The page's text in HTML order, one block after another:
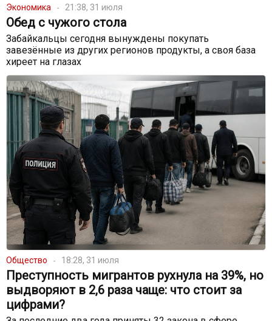
Экономика 21:38, 31 июля
Обед с чужого стола
Забайкальцы сегодня вынуждены покупать
завезённые из других регионов продукты, а своя база
хиреет на глазах
Общество 18:28, 31 июля
Преступность мигрантов рухнула на 39%, но
выдворяют в 2,6 раза чаще: что стоит за
цифрами?